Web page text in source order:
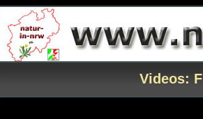
Videos: